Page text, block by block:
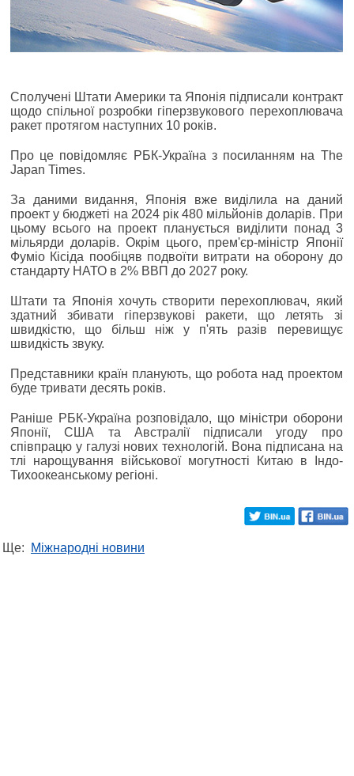
Сполучені Штати Америки та Японія підписали контракт
щодо спільної розробки гіперзвукового перехоплювача
ракет протягом наступних 10 років.
Про це повідомляє РБК-Україна з посиланням на The
Japan Times.
За даними видання, Японія вже виділила на даний
проект у бюджеті на 2024 рік 480 мільйонів доларів. При
цьому всього на проект планується виділити понад 3
мільярди доларів. Окрім цього, прем'єр-міністр Японії
Фуміо Кісіда пообіцяв подвоїти витрати на оборону до
стандарту НАТО в 2% ВВП до 2027 року.
Штати та Японія хочуть створити перехоплювач, який
здатний збивати гіперзвукові ракети, що летять зі
швидкістю, що більш ніж у п'ять разів перевищує
швидкість звуку.
Представники країн планують, що робота над проектом
буде тривати десять років.
Раніше РБК-Україна розповідало, що міністри оборони
Японії, США та Австралії підписали угоду про
співпрацю у галузі нових технологій. Вона підписана на
тлі нарощування військової могутності Китаю в Індо-
Тихоокеанському регіоні.
Ще: Міжнародні новини